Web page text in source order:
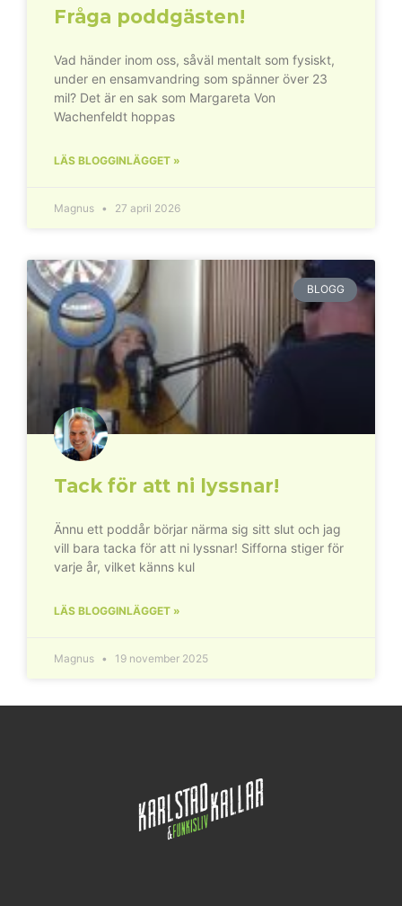
Fråga poddgästen!
Vad händer inom oss, såväl mentalt som fysiskt,
under en ensamvandring som spänner över 23
mil? Det är en sak som Margareta Von
Wachenfeldt hoppas
LÄS BLOGGINLÄGGET »
Magnus 27 april 2026
BLOGG
Tack för att ni lyssnar!
Ännu ett poddår börjar närma sig sitt slut och jag
vill bara tacka för att ni lyssnar! Sifforna stiger för
varje år, vilket känns kul
LÄS BLOGGINLÄGGET »
Magnus 19 november 2025